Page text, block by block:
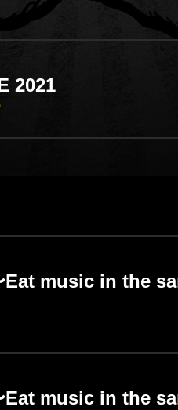
2021
music in the
music in the